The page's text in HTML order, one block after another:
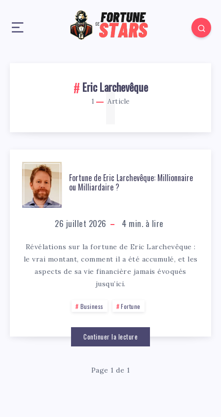
Eric Larchevêque
1 Article
1
Fortune de Eric Larchevêque: Millionnaire
ou Milliardaire ?
26 juillet 2026 4 min. à lire
Révélations sur la fortune de Eric Larchevêque :
le vrai montant, comment il a été accumulé, et les
aspects de sa vie financière jamais évoqués
jusqu’ici.
Business Fortune
Continuer la lecture
Page 1 de 1